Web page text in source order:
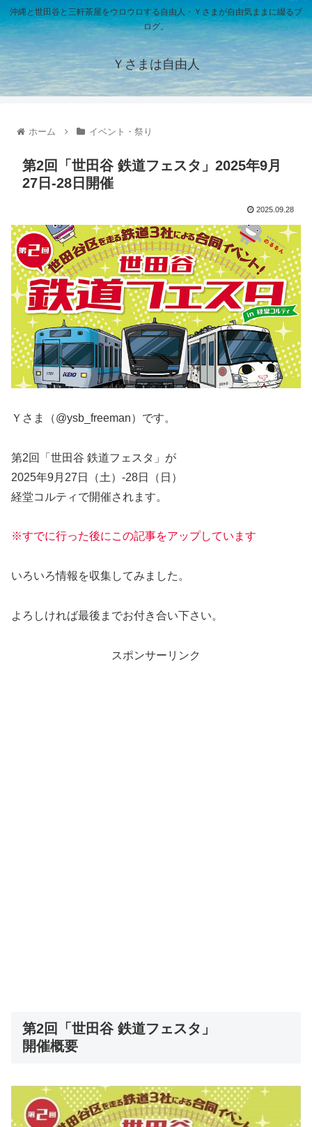
沖縄と世田谷と三軒茶屋をウロウロする自由人・Ｙさまが自由気ままに綴るブ
ログ。
Ｙさまは自由人
ホーム イベント・祭り
第2回「世田谷 鉄道フェスタ」2025年9月
27日-28日開催
2025.09.28
Ｙさま（@ysb_freeman）です。
第2回「世田谷 鉄道フェスタ」が
2025年9月27日（土）-28日（日）
経堂コルティで開催されます。
※すでに行った後にこの記事をアップしています
いろいろ情報を収集してみました。
よろしければ最後までお付き合い下さい。
スポンサーリンク
第2回「世田谷 鉄道フェスタ」
開催概要